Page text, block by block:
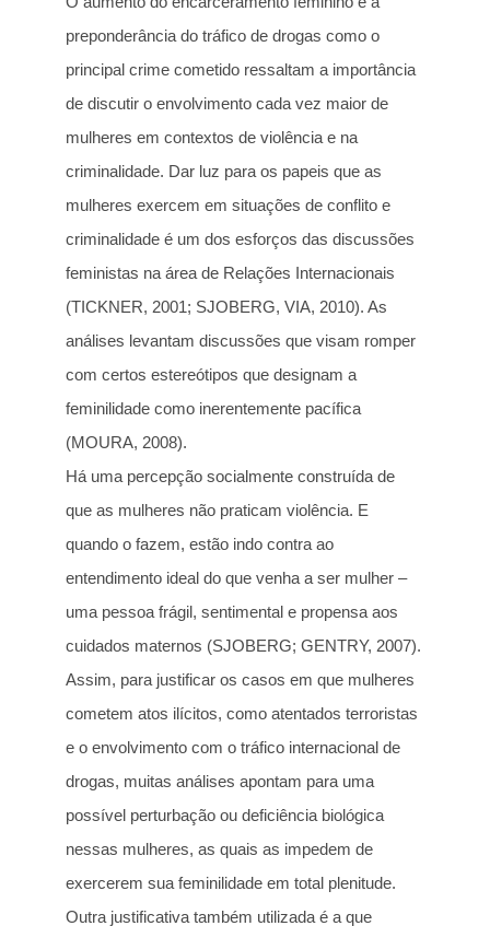
preponderância do tráfico de drogas como o
principal crime cometido ressaltam a importância
de discutir o envolvimento cada vez maior de
mulheres em contextos de violência e na
criminalidade. Dar luz para os papeis que as
mulheres exercem em situações de conflito e
criminalidade é um dos esforços das discussões
feministas na área de Relações Internacionais
(TICKNER, 2001; SJOBERG, VIA, 2010). As
análises levantam discussões que visam romper
com certos estereótipos que designam a
feminilidade como inerentemente pacífica
(MOURA, 2008).
Há uma percepção socialmente construída de
que as mulheres não praticam violência. E
quando o fazem, estão indo contra ao
entendimento ideal do que venha a ser mulher –
uma pessoa frágil, sentimental e propensa aos
cuidados maternos (SJOBERG; GENTRY, 2007).
Assim, para justificar os casos em que mulheres
cometem atos ilícitos, como atentados terroristas
e o envolvimento com o tráfico internacional de
drogas, muitas análises apontam para uma
possível perturbação ou deficiência biológica
nessas mulheres, as quais as impedem de
exercerem sua feminilidade em total plenitude.
Outra justificativa também utilizada é a que